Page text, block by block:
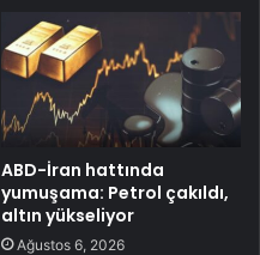
ABD-İran hattında
yumuşama: Petrol çakıldı,
altın yükseliyor
Ağustos 6, 2026